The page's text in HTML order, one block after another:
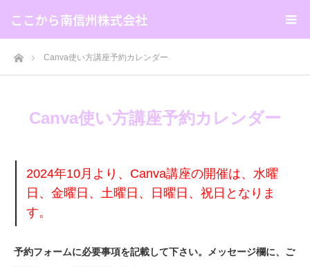
ここから南信州株式会社
ホームCanva使い方講座予約カレンダー
Canva使い方講座予約カレンダー
2024年10月より、Canva講座の開催は、水曜
日、金曜日、土曜日、日曜日、祝日となりま
す。
予約フォームに必要事項を記載して下さい。メッセージ欄に、ご